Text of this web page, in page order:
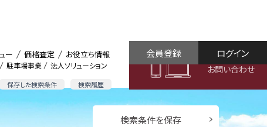
駐車場事業 法人ソリューション
保存した検索条件 検索履歴
ー 価格査定 お役立ち情報
お問い合わせ
ログイン
会員登録
検索条件を保存